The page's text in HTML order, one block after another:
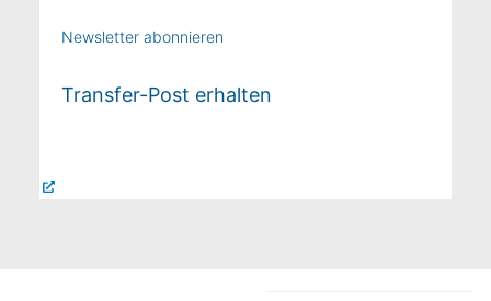
Newsletter abonnieren
Transfer-Post erhalten